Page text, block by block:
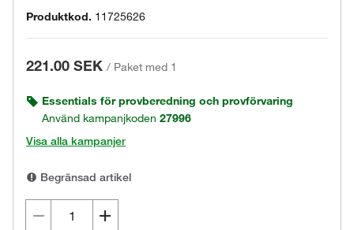
Produktkod. 11725626
221.00 SEK / Paket med 1
Essentials för provberedning och provförvaring
Använd kampanjkoden 27996
Visa alla kampanjer
Begränsad artikel